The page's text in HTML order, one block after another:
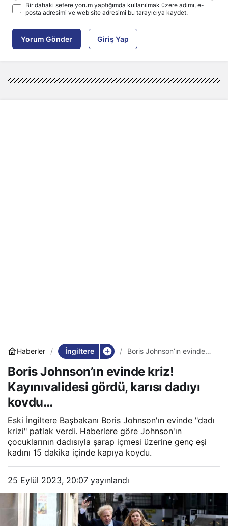
Bir dahaki sefere yorum yaptığımda kullanılmak üzere adımı, e-
posta adresimi ve web site adresimi bu tarayıcıya kaydet.
Yorum Gönder Giriş Yap
Haberler İngiltere
Boris Johnson’ın evinde
karısı dadıyı kovdu…
Boris Johnson’ın evinde kriz!
Kayınıvalidesi gördü, karısı dadıyı
kovdu…
Eski İngiltere Başbakanı Boris Johnson'ın evinde "dadı
krizi" patlak verdi. Haberlere göre Johnson'ın
çocuklarının dadısıyla şarap içmesi üzerine genç eşi
kadını 15 dakika içinde kapıya koydu.
25 Eylül 2023, 20:07 yayınlandı